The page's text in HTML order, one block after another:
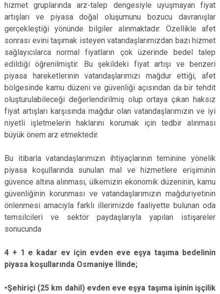
hizmet gruplarında arz-talep dengesiyle uyuşmayan fiyat
artışları ve piyasa doğal oluşumunu bozucu davranışlar
gerçekleştiği yönünde bilgiler alınmaktadır. Özellikle afet
sonrası evini taşımak isteyen vatandaşlarımızdan bazı hizmet
sağlayıcılarca normal fiyatların çok üzerinde bedel talep
edildiği öğrenilmiştir. Bu şekildeki fiyat artışı ve benzeri
piyasa hareketlerinin vatandaşlarımızı mağdur ettiği, afet
bölgesinde kamu düzeni ve güvenliği açısından da bir tehdit
oluşturulabileceği değerlendirilmiş olup ortaya çıkan haksız
fiyat artışları karşısında mağdur olan vatandaşlarımızın ve iyi
niyetli işletmelerin haklarını korumak için tedbir alınması
büyük önem arz etmektedir.
Bu itibarla vatandaşlarımızın ihtiyaçlarının teminine yönelik
piyasa koşullarında sunulan mal ve hizmetlere erişiminin
güvence altına alınması, ülkemizin ekonomik düzeninin, kamu
güvenliğinin korunması ve vatandaşlarımızın mağduriyetinin
önlenmesi amacıyla farklı illerimizde faaliyette bulunan oda
temsilcileri ve sektör paydaşlarıyla yapılan istişareler
sonucunda
4 + 1 e kadar ev için evden eve eşya taşıma bedelinin
piyasa koşullarında Osmaniye İlinde;
•Şehiriçi (25 km dahil) evden eve eşya taşıma işinin işçilik